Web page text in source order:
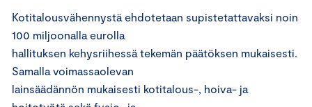
Kotitalousvähennystä ehdotetaan supistetattavaksi noin
100 miljoonalla eurolla
hallituksen kehysriihessä tekemän päätöksen mukaisesti.
Samalla voimassaolevan
lainsäädännön mukaisesti kotitalous-, hoiva- ja